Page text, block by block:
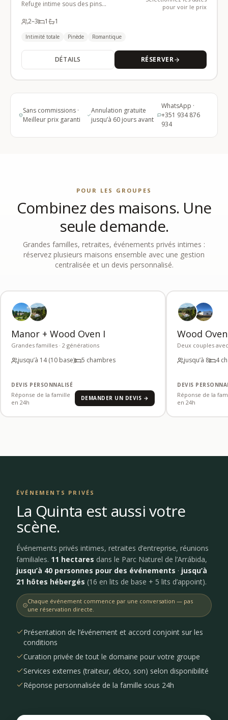
Refuge intime sous des pins
pour voir le prix
2–3 1 1
Intimité totale Pinède Romantique
DÉTAILS RÉSERVER
Sans commissions ·
Meilleur prix garanti
Annulation gratuite
jusqu’à 60 jours avant
WhatsApp ·
+351 934 876
934
POUR LES GROUPES
Combinez des maisons. Une
seule demande.
Grandes familles, retraites, événements privés intimes :
réservez plusieurs maisons ensemble avec une gestion
centralisée et un devis personnalisé.
Manor + Wood Oven I
Grandes familles · 2 générations
jusqu’à 14 (10 base) 5 chambres
DEVIS PERSONNALISÉ
Réponse de la famille
en 24h
DEMANDER UN DEVIS →
Wood
Deux couples
jusqu’à 8 4
DEVIS
Réponse de la
en 24h
ÉVÉNEMENTS PRIVÉS
La Quinta est aussi votre
scène.
Événements privés intimes, retraites d’entreprise, réunions
familiales. 11 hectares dans le Parc Naturel de l’Arrábida,
jusqu’à 40 personnes pour des événements · jusqu’à
21 hôtes hébergés (16 en lits de base + 5 lits d’appoint).
Chaque événement commence par une conversation — pas
une réservation directe.
Présentation de l’événement et accord conjoint sur les
conditions
Curation privée de tout le domaine pour votre groupe
Services externes (traiteur, déco, son) selon disponibilité
Réponse personnalisée de la famille sous 24h